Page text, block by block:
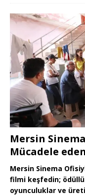
Mersin
Mücadele
Mersin Sinema
filmi keşfedin;
oyunculuklar ve